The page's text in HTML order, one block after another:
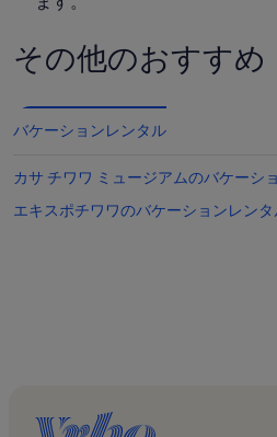
その他のおすすめ
バケーションレンタル
カサ チワワ ミュージアムのバケーシ
エキスポチワワのバケーションレン